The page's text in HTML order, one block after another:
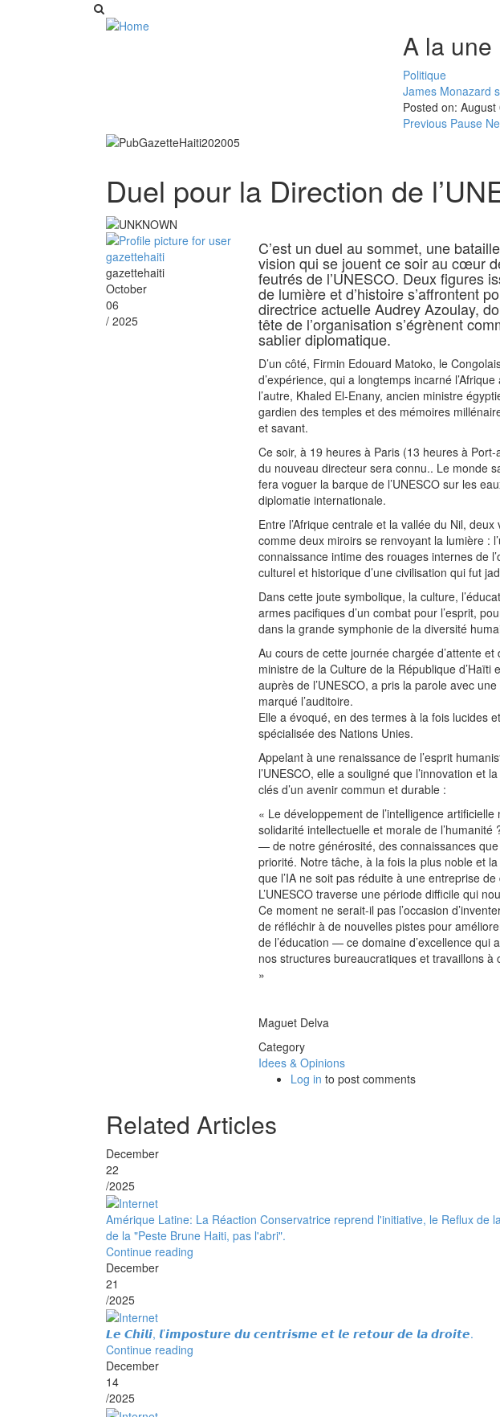
A la une
Politique
James Monazard
Posted on: August
Previous Pause
Duel pour la Direction de
gazettehaiti
October
06
/ 2025
C’est un duel au sommet, une
vision qui se jouent ce soir au cœur
feutrés de l’UNESCO. Deux figures
de lumière et d’histoire s’affrontent
directrice actuelle Audrey Azoulay,
tête de l’organisation s’égrènent
sablier diplomatique.
D’un côté, Firmin Edouard Matoko, le
d’expérience, qui a longtemps incarné
l’autre, Khaled El-Enany, ancien ministre
gardien des temples et des mémoires
et savant.
Ce soir, à 19 heures à Paris (13 heures à
du nouveau directeur sera connu.. Le monde
fera voguer la barque de l’UNESCO sur les
diplomatie internationale.
Entre l’Afrique centrale et la vallée du Nil,
comme deux miroirs se renvoyant la lumière :
connaissance intime des rouages internes de
culturel et historique d’une civilisation qui fut
Dans cette joute symbolique, la culture,
armes pacifiques d’un combat pour l’esprit,
dans la grande symphonie de la diversité
Au cours de cette journée chargée d’attente
ministre de la Culture de la République
auprès de l’UNESCO, a pris la parole avec
marqué l’auditoire.
Elle a évoqué, en des termes à la fois lucides
spécialisée des Nations Unies.
Appelant à une renaissance de l’esprit
l’UNESCO, elle a souligné que l’innovation et
clés d’un avenir commun et durable :
« Le développement de l’intelligence
solidarité intellectuelle et morale de
— de notre générosité, des connaissances
priorité. Notre tâche, à la fois la plus noble et
que l’IA ne soit pas réduite à une entreprise
L’UNESCO traverse une période difficile qui
Ce moment ne serait-il pas l’occasion
de réfléchir à de nouvelles pistes pour
de l’éducation — ce domaine d’excellence qui
nos structures bureaucratiques et travaillons
»
Maguet Delva
Category
Idees & Opinions
Log in to post comments
Related Articles
December
22
/2025
Amérique Latine: La Réaction Conservatrice reprend l'initiative, le Reflux de
de la "Peste Brune Haiti, pas l'abri".
Continue reading
December
21
/2025
𝙇𝙚 𝘾𝙝𝙞𝙡𝙞, 𝙡’𝙞𝙢𝙥𝙤𝙨𝙩𝙪𝙧𝙚 𝙙𝙪 𝙘𝙚𝙣𝙩𝙧𝙞𝙨𝙢𝙚 𝙚𝙩 𝙡𝙚 𝙧𝙚𝙩𝙤𝙪𝙧 𝙙𝙚 𝙡𝙖 𝙙𝙧𝙤𝙞𝙩𝙚.
Continue reading
December
14
/2025